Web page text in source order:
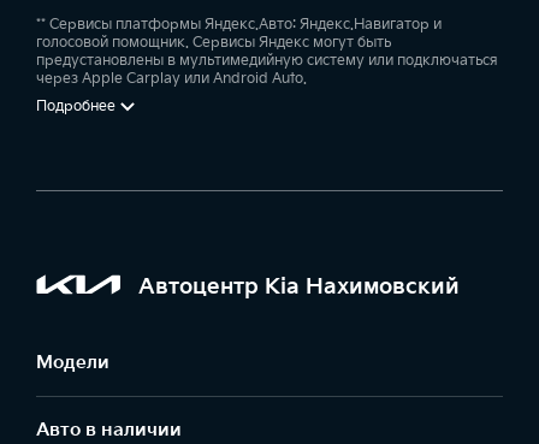
** Сервисы платформы Яндекс.Авто: Яндекс.Навигатор и
голосовой помощник. Сервисы Яндекс могут быть
предустановлены в мультимедийную систему или подключаться
через Apple Carplay или Android Auto.
Подробнее
Автоцентр Kia Нахимовский
Модели
Авто в наличии